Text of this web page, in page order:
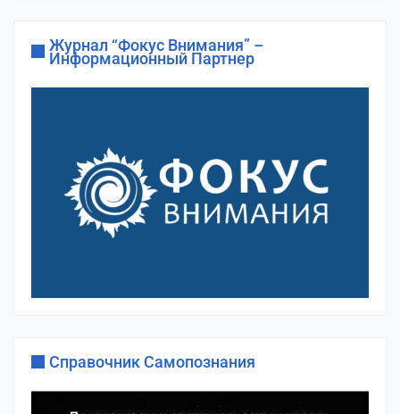
Журнал “Фокус Внимания” –
Информационный Партнер
Справочник Самопознания